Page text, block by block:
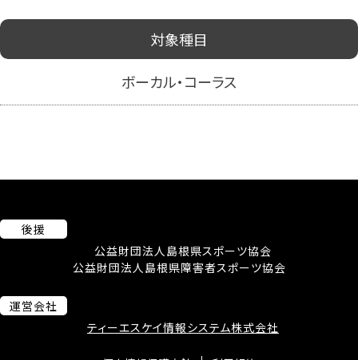
対象種目
ボーカル・コーラス
後援
公益財団法人島根県スポーツ協会
公益財団法人島根県障害者スポーツ協会
運営会社
ティーエスケイ情報システム株式会社